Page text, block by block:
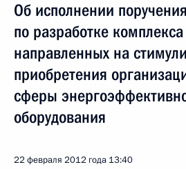
Об исполнении
по разработке
направленных на
приобретения
сферы
оборудования
22 февраля 2012 года 13:40